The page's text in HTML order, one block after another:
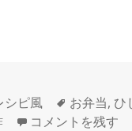
シピ風
タ
グ
お弁当, ひ
捨てない！梅味ひ
コメントを残す